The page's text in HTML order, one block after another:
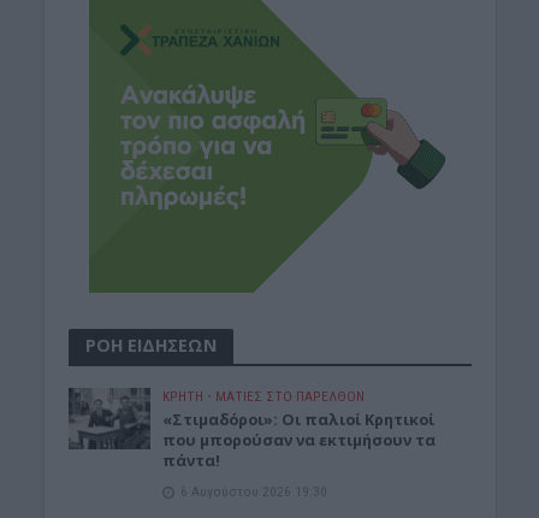
ΡΟΗ ΕΙΔΗΣΕΩΝ
ΚΡΗΤΗ • ΜΑΤΙΕΣ ΣΤΟ ΠΑΡΕΛΘΟΝ
«Στιμαδόροι»: Οι παλιοί Κρητικοί
που μπορούσαν να εκτιμήσουν τα
πάντα!
6 Αυγούστου 2026 19:30